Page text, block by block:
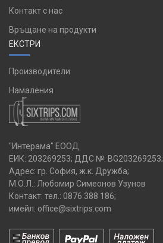
Контакт с нас
Връщане на продукти
ЕКСТРИ
Производители
Намаления
"Интерама" ЕООД
ЕИК: 203269253; ДДС №: BG203269253;
Адрес: гр. София, ж.к. Дружба;
М.О.Л.: Любомир Симеонов Узунов
Контакт: тел.: 0876 388 186;
имейл: office@sixtrips.com